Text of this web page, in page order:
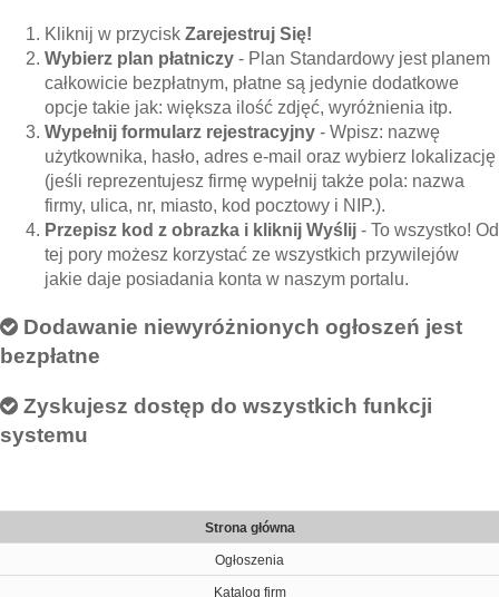
Kliknij w przycisk Zarejestruj Się!
Wybierz plan płatniczy - Plan Standardowy jest planem
całkowicie bezpłatnym, płatne są jedynie dodatkowe
opcje takie jak: większa ilość zdjęć, wyróżnienia itp.
Wypełnij formularz rejestracyjny - Wpisz: nazwę
użytkownika, hasło, adres e-mail oraz wybierz lokalizację
(jeśli reprezentujesz firmę wypełnij także pola: nazwa
firmy, ulica, nr, miasto, kod pocztowy i NIP.).
Przepisz kod z obrazka i kliknij Wyślij - To wszystko! Od
tej pory możesz korzystać ze wszystkich przywilejów
jakie daje posiadania konta w naszym portalu.
Dodawanie niewyróżnionych ogłoszeń jest
bezpłatne
Zyskujesz dostęp do wszystkich funkcji
systemu
Strona główna
Ogłoszenia
Katalog firm